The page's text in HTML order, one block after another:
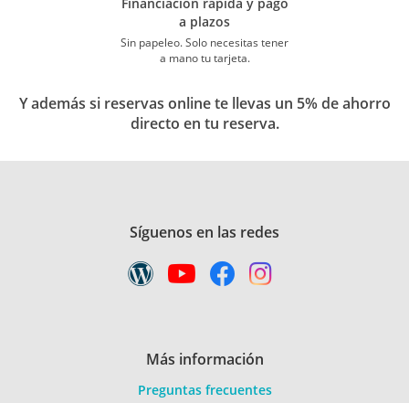
a plazos
Sin papeleo. Solo necesitas tener
a mano tu tarjeta.
Y además si reservas online te llevas un 5% de ahorro
directo en tu reserva.
Síguenos en las redes
Más información
Preguntas frecuentes